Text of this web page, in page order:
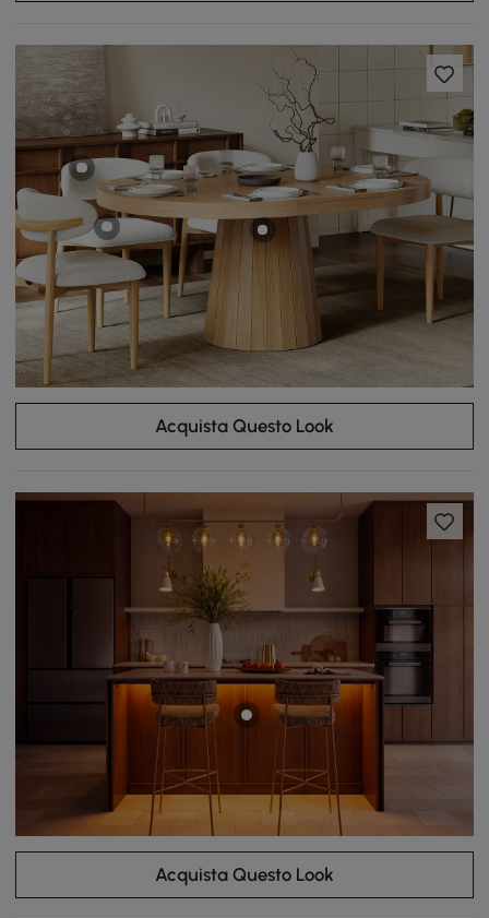
Acquista Questo Look
Acquista Questo Look